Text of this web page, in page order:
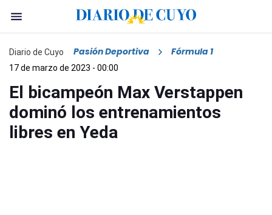
Diario de Cuyo Pasión Deportiva Fórmula 1
17 de marzo de 2023 - 00:00
El bicampeón Max Verstappen
dominó los entrenamientos
libres en Yeda